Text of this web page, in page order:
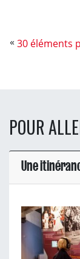
30 éléments
POUR
Une